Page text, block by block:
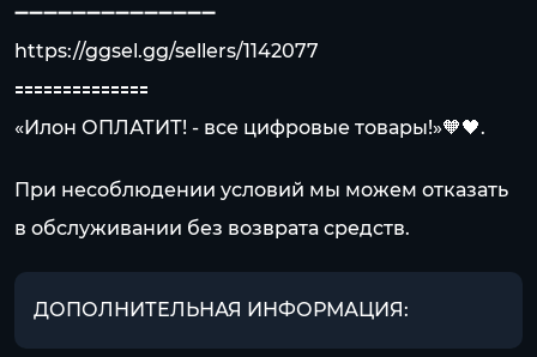
➖➖➖➖➖➖➖➖➖➖➖➖➖➖
https://ggsel.gg/sellers/1142077
🟰🟰🟰🟰🟰🟰🟰🟰🟰🟰🟰🟰🟰🟰
«Илон ОПЛАТИТ! - все цифровые товары!»🧡🖤.
При несоблюдении условий мы можем отказать
в обслуживании без возврата средств.
ДОПОЛНИТЕЛЬНАЯ ИНФОРМАЦИЯ: